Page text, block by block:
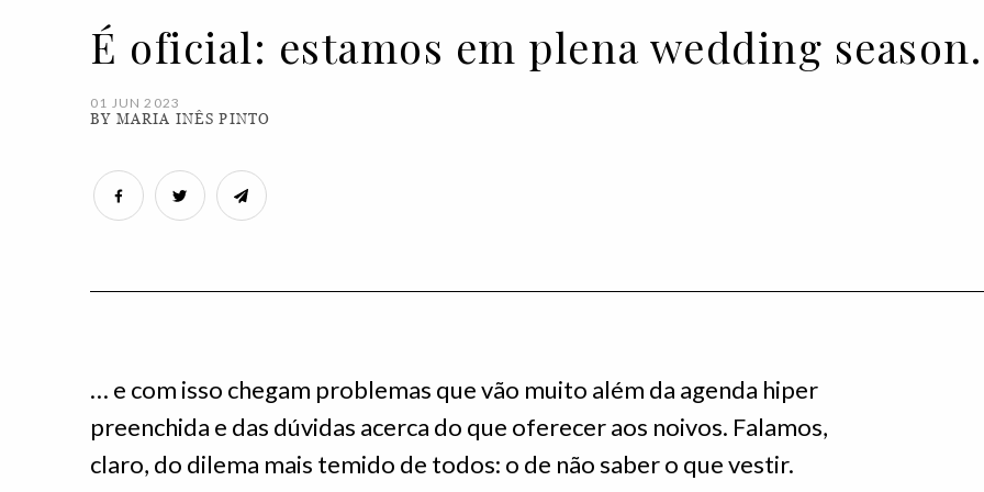
É oficial: estamos em plena wedding
01 JUN 2023
BY MARIA INÊS PINTO
… e com isso chegam problemas que vão muito além da agenda hiper
preenchida e das dúvidas acerca do que oferecer aos noivos. Falamos,
claro, do dilema mais temido de todos: o de não saber o que vestir.